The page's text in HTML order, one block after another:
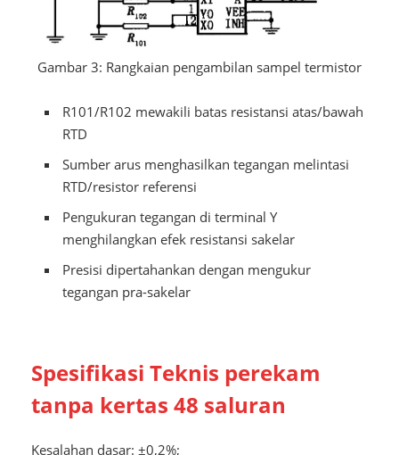
Gambar 3: Rangkaian pengambilan sampel termistor
R101/R102 mewakili batas resistansi atas/bawah
RTD
Sumber arus menghasilkan tegangan melintasi
RTD/resistor referensi
Pengukuran tegangan di terminal Y
menghilangkan efek resistansi sakelar
Presisi dipertahankan dengan mengukur
tegangan pra-sakelar
Spesifikasi Teknis perekam
tanpa kertas 48 saluran
Kesalahan dasar: ±0,2%;